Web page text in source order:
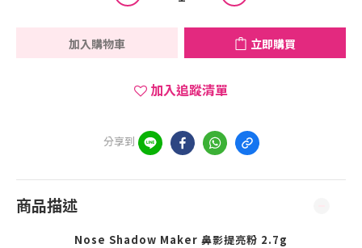
加入購物車 立即購買
加入追蹤清單
分享到
商品描述
Nose Shadow Maker 鼻影提亮粉 2.7g